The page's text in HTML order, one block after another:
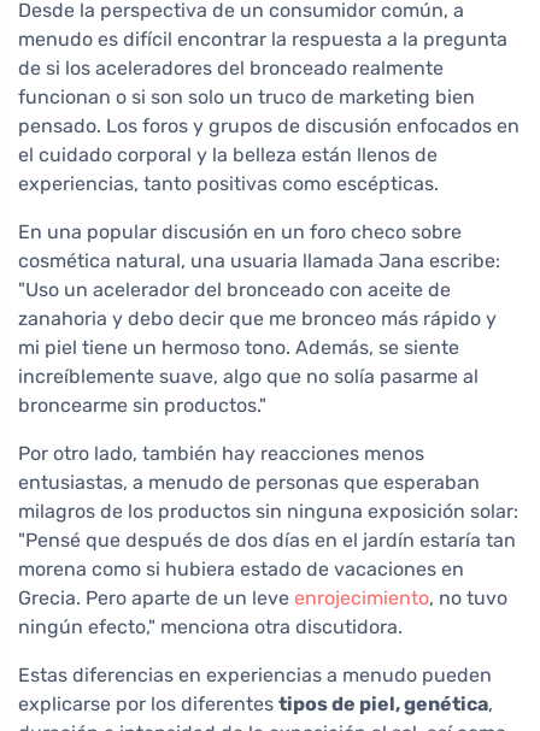
Desde la perspectiva de un consumidor común, a
menudo es difícil encontrar la respuesta a la pregunta
de si los aceleradores del bronceado realmente
funcionan o si son solo un truco de marketing bien
pensado. Los foros y grupos de discusión enfocados en
el cuidado corporal y la belleza están llenos de
experiencias, tanto positivas como escépticas.
En una popular discusión en un foro checo sobre
cosmética natural, una usuaria llamada Jana escribe:
"Uso un acelerador del bronceado con aceite de
zanahoria y debo decir que me bronceo más rápido y
mi piel tiene un hermoso tono. Además, se siente
increíblemente suave, algo que no solía pasarme al
broncearme sin productos."
Por otro lado, también hay reacciones menos
entusiastas, a menudo de personas que esperaban
milagros de los productos sin ninguna exposición solar:
"Pensé que después de dos días en el jardín estaría tan
morena como si hubiera estado de vacaciones en
Grecia. Pero aparte de un leve enrojecimiento, no tuvo
ningún efecto," menciona otra discutidora.
Estas diferencias en experiencias a menudo pueden
explicarse por los diferentes tipos de piel, genética,